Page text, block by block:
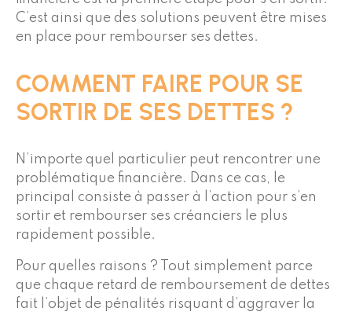
C’est ainsi que des solutions peuvent être mises
en place pour rembourser ses dettes.
COMMENT FAIRE POUR SE
SORTIR DE SES DETTES ?
N’importe quel particulier peut rencontrer une
problématique financière. Dans ce cas, le
principal consiste à passer à l’action pour s’en
sortir et rembourser ses créanciers le plus
rapidement possible.
Pour quelles raisons ? Tout simplement parce
que chaque retard de remboursement de dettes
fait l’objet de pénalités risquant d’aggraver la